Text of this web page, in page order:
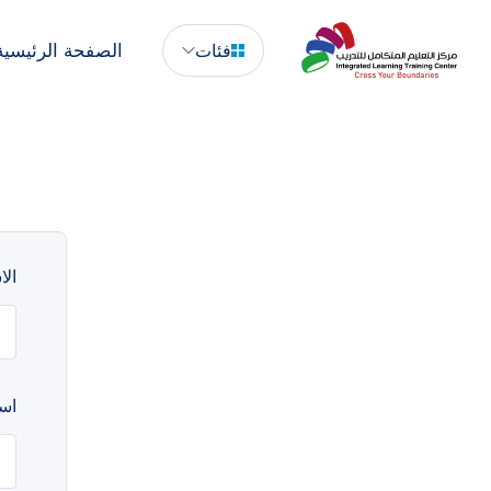
فئات الصفحة